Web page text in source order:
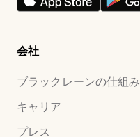
会社
ブラックレーンの仕組み
キャリア
プレス